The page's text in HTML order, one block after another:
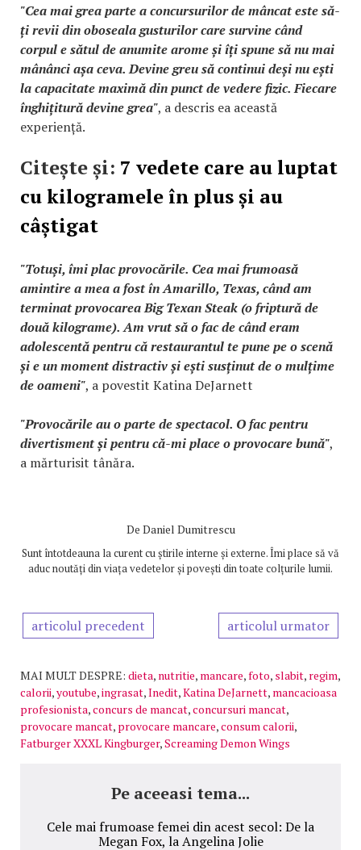
"Cea mai grea parte a concursurilor de mâncat este să-
ți revii din oboseala gusturilor care survine când
corpul e sătul de anumite arome și îți spune să nu mai
mânânci așa ceva. Devine greu să continui deși nu ești
la capacitate maximă din punct de vedere fizic. Fiecare
înghițitură devine grea", a descris ea această
experiență.
Citește și: 7 vedete care au luptat
cu kilogramele în plus și au
câștigat
"Totuși, îmi plac provocările. Cea mai frumoasă
amintire a mea a fost în Amarillo, Texas, când am
terminat provocarea Big Texan Steak (o friptură de
două kilograme). Am vrut să o fac de când eram
adolescentă pentru că restaurantul te pune pe o scenă
și e un moment distractiv și ești susținut de o mulțime
de oameni", a povestit Katina DeJarnett
"Provocările au o parte de spectacol. O fac pentru
divertisment și pentru că-mi place o provocare bună",
a mărturisit tânăra.
De Daniel Dumitrescu
Sunt întotdeauna la curent cu știrile interne și externe. Îmi place să vă
aduc noutăți din viața vedetelor și povești din toate colțurile lumii.
articolul precedent articolul urmator
MAI MULT DESPRE: dieta, nutritie, mancare,foto, slabit, regim,
calorii,youtube,ingrasat,Inedit,Katina DeJarnett, mancacioasa
profesionista,concurs de mancat,concursuri mancat,
provocare mancat, provocare mancare,consum calorii,
Fatburger XXXL Kingburger,Screaming Demon Wings
Pe aceeasi tema...
Cele mai frumoase femei din acest secol: De la
Megan Fox, la Angelina Jolie